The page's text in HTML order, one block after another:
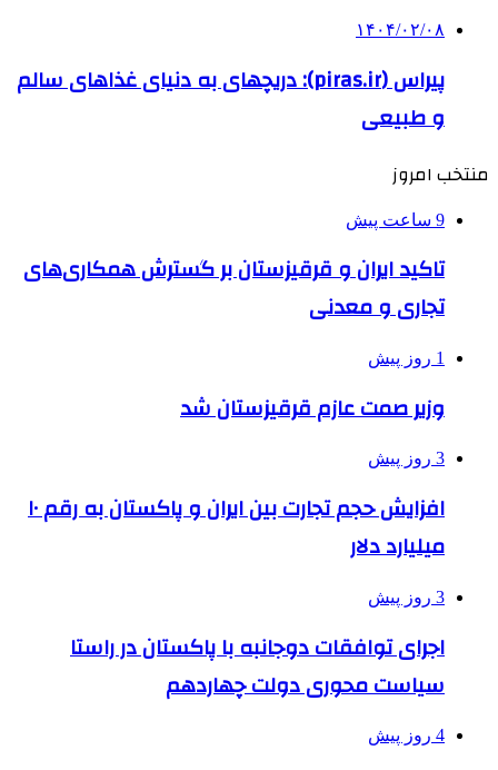
۱۴۰۴/۰۲/۰۸
پیراس (piras.ir): دریچهای به دنیای غذاهای سالم
و طبیعی
منتخب امروز
9 ساعت پیش
تاکید ایران و قرقیزستان بر گسترش همکاری‌های
تجاری و معدنی
1 روز پیش
وزیر صمت عازم قرقیزستان شد
3 روز پیش
افزایش حجم تجارت بین ایران و پاکستان به رقم ۱۰
میلیارد دلار
3 روز پیش
اجرای توافقات دوجانبه با پاکستان در راستا
سیاست محوری دولت چهاردهم
4 روز پیش